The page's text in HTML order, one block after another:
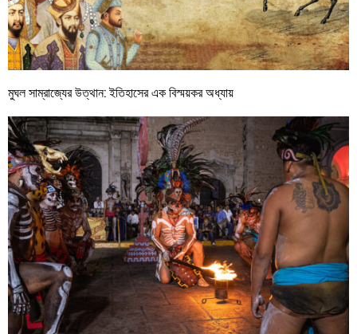
মুঘল সাম্রাজ্যের উত্থান: ইতিহাসের এক বিস্ময়কর অধ্যায়